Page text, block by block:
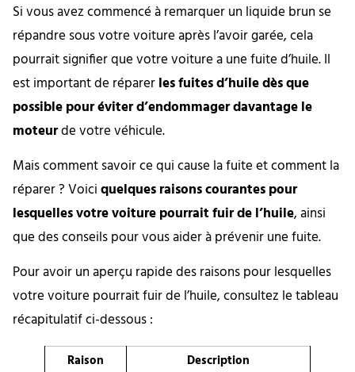
Si vous avez commencé à remarquer un liquide brun se
répandre sous votre voiture après l’avoir garée, cela
pourrait signifier que votre voiture a une fuite d’huile. Il
est important de réparerles fuites d’huile dès que
possible pour éviter d’endommager davantage le
moteurde votre véhicule.
Mais comment savoir ce qui cause la fuite et comment la
réparer ? Voiciquelques raisons courantes pour
lesquelles votre voiture pourrait fuir de l’huile, ainsi
que des conseils pour vous aider à prévenir une fuite.
Pour avoir un aperçu rapide des raisons pour lesquelles
votre voiture pourrait fuir de l’huile, consultez le tableau
récapitulatif ci-dessous :
Raison
Description